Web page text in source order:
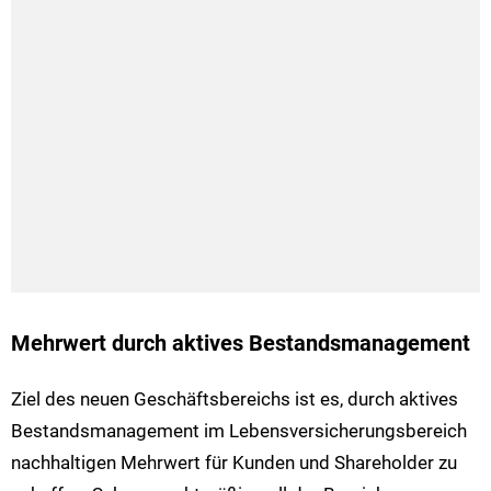
Mehrwert durch aktives Bestandsmanagement
Ziel des neuen Geschäftsbereichs ist es, durch aktives
Bestandsmanagement im Lebensversicherungsbereich
nachhaltigen Mehrwert für Kunden und Shareholder zu